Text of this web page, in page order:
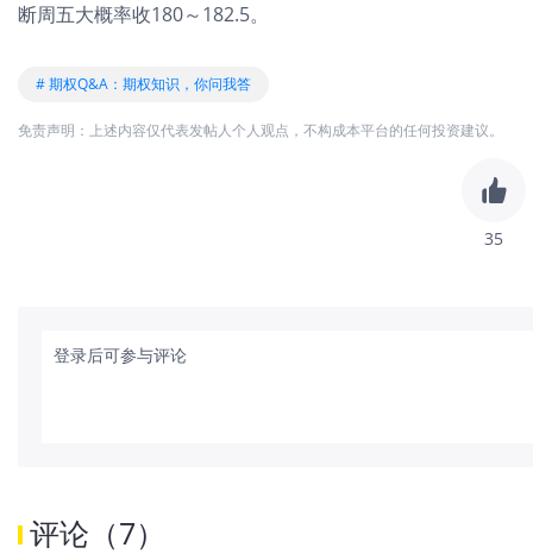
断周五大概率收180～182.5。
# 期权Q&A：期权知识，你问我答
免责声明：上述内容仅代表发帖人个人观点，不构成本平台的任何投资建议。
35
登录后可参与评论
评论 （7）